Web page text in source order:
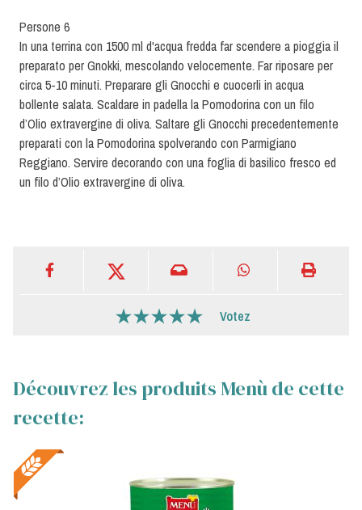
Persone 6
In una terrina con 1500 ml d'acqua fredda far scendere a pioggia il
preparato per Gnokki, mescolando velocemente. Far riposare per
circa 5-10 minuti. Preparare gli Gnocchi e cuocerli in acqua
bollente salata. Scaldare in padella la Pomodorina con un filo
d’Olio extravergine di oliva. Saltare gli Gnocchi precedentemente
preparati con la Pomodorina spolverando con Parmigiano
Reggiano. Servire decorando con una foglia di basilico fresco ed
un filo d’Olio extravergine di oliva.
Votez
Découvrez les produits Menù de cette
recette: